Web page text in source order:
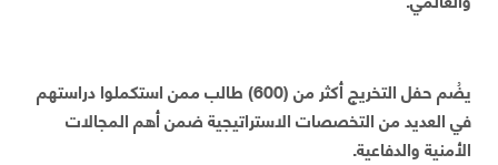
يضُم حفل التخريج أكثر من (600) طالب ممن استكملوا دراستهم
في العديد من التخصصات الاستراتيجية ضمن أهم المجالات
الأمنية والدفاعية.